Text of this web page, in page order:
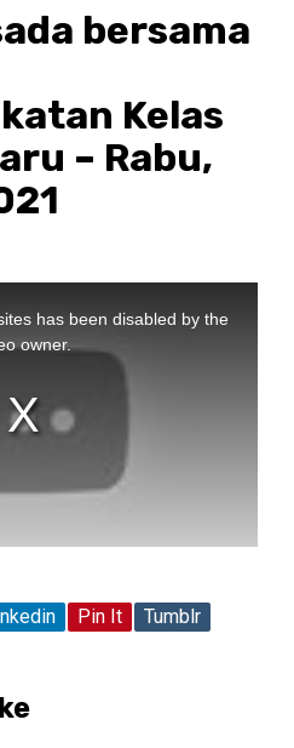
bersama
Kelas
– Rabu,
Pin It
Tumblr